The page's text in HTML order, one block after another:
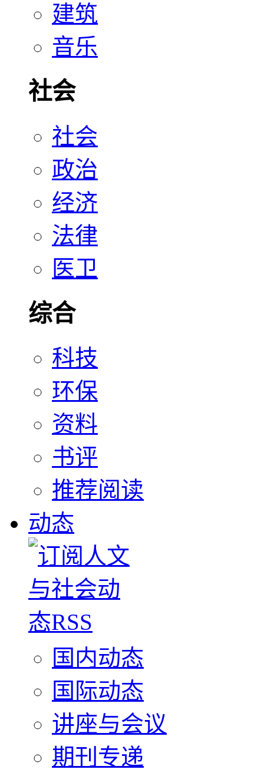
建筑
音乐
社会
社会
政治
经济
法律
医卫
综合
科技
环保
资料
书评
推荐阅读
动态
国内动态
国际动态
讲座与会议
期刊专递